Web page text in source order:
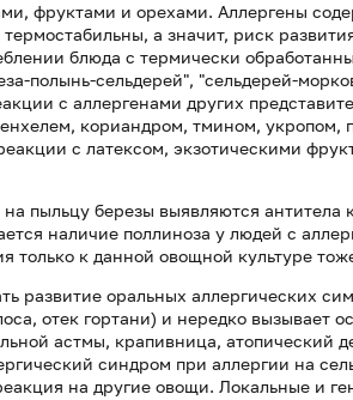
фруктами и орехами. Аллергены
а значит, риск
блюда с термически
полынь-сельдерей", "сельдерей-
с аллергенами других
кориандром, тмином, укропом,
с латексом, экзотическими
пыльцу березы выявляются антитела
наличие поллиноза у людей с
только к данной овощной культуре
развитие оральных аллергических
отек гортани) и нередко вызывает
астмы, крапивница, атопический
синдром при аллергии на
на другие овощи. Локальные и